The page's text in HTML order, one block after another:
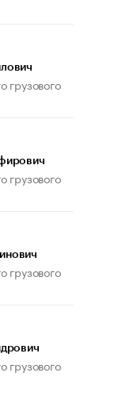
живет глава
грузового
грузового
грузового
грузового